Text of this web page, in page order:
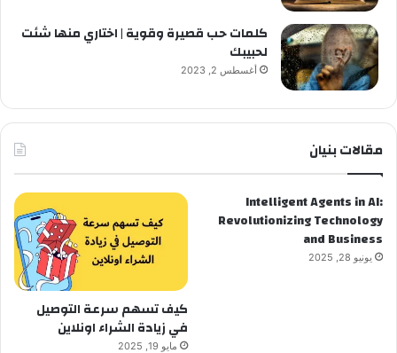
كلمات حب قصيرة وقوية | اختاري منها شئت
لحبيبك
أغسطس 2, 2023
مقالات بنيان
Intelligent Agents in AI:
Revolutionizing Technology
and Business
يونيو 28, 2025
كيف تسهم سرعة التوصيل
في زيادة الشراء اونلاين
مايو 19, 2025